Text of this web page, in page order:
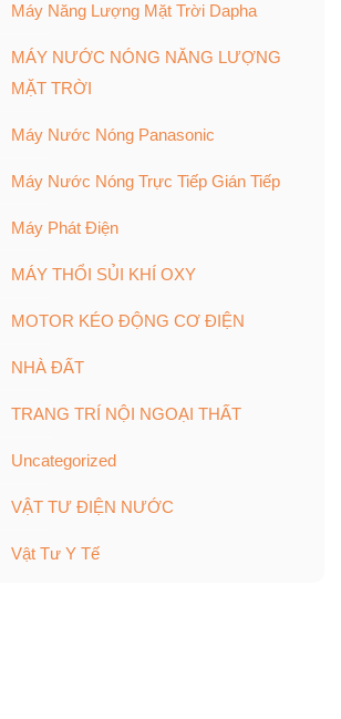
Máy Năng Lượng Mặt Trời Dapha
MÁY NƯỚC NÓNG NĂNG LƯỢNG
MẶT TRỜI
Máy Nước Nóng Panasonic
Máy Nước Nóng Trực Tiếp Gián Tiếp
Máy Phát Điện
MÁY THỔI SỦI KHÍ OXY
MOTOR KÉO ĐỘNG CƠ ĐIỆN
NHÀ ĐẤT
TRANG TRÍ NỘI NGOẠI THẤT
Uncategorized
VẬT TƯ ĐIỆN NƯỚC
Vật Tư Y Tế